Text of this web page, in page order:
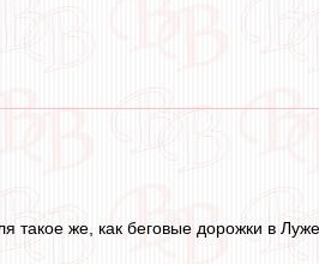
такое же, как беговые дорожки в